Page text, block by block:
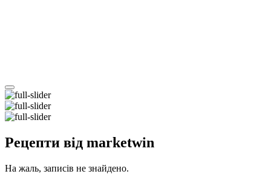
Рецепти від marketwin
На жаль, записів не знайдено.